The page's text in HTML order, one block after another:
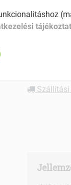
Elfogyott